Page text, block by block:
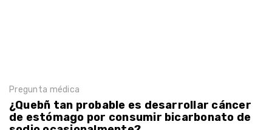
Pregunta médica
¿Quebñ tan probable es desarrollar cáncer
de estómago por consumir bicarbonato de